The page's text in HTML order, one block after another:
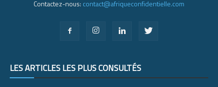
Contactez-nous: contact@afriqueconfidentielle.com
LES ARTICLES LES PLUS CONSULTÉS